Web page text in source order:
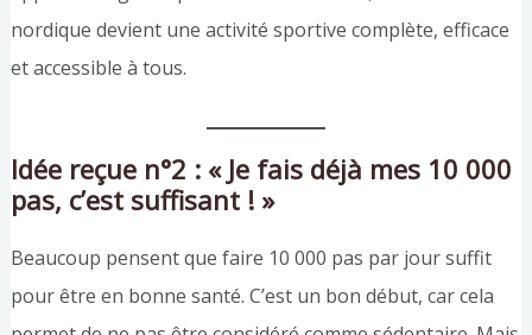
nordique devient une activité sportive complète, efficace
et accessible à tous.
Idée reçue n°2 : « Je fais déjà mes 10 000
pas, c’est suffisant ! »
Beaucoup pensent que faire 10 000 pas par jour suffit
pour être en bonne santé. C’est un bon début, car cela